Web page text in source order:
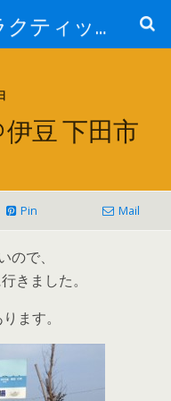
新越谷カイロプラクティック院 院長ブログPart 2
豆 下田市
Pin Mail
で、
きました。
ます。